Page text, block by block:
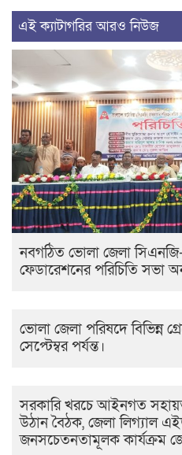
এই ক্যাটাগরির আরও নিউজ
নবগঠিত ভোলা জেলা
ফেডারেশনের পরিচিতি সভা
ভোলা জেলা পরিষদে বিভিন্ন
সেপ্টেম্বর পর্যন্ত।
সরকারি খরচে আইনগত
উঠান বৈঠক, জেলা লিগ্যাল
জনসচেতনতামূলক কার্যক্রম